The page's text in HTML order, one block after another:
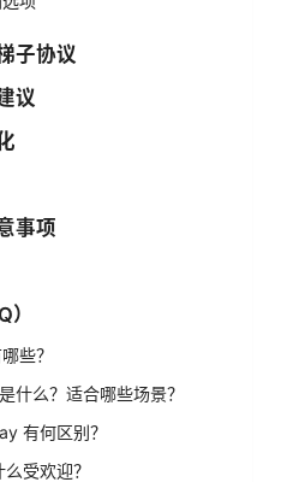
子协议
议
事项
些？
什么？适合哪些场景？
有何区别？
受欢迎？